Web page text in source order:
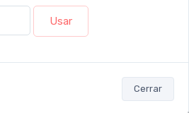
Usar
Cerrar
me lo recomendaron para el
eso le brinda más peso.